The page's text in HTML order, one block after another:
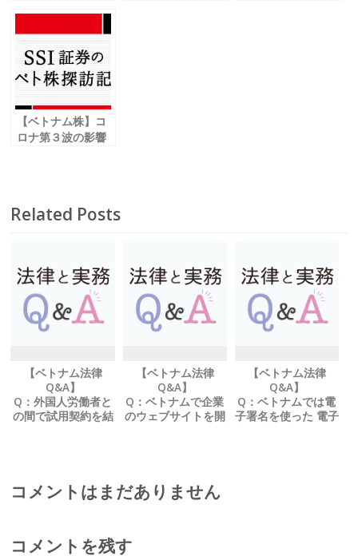
成長を牽引
【ベトナム株】コ
ロナ第３波の影響
Related Posts
【ベトナム法律
Q&A】
Q：外国人労働者と
の間で試用契約を結
【ベトナム法律
Q&A】
Q：ベトナムで企業
のウェブサイトを開
【ベトナム法律
Q&A】
Q：ベトナムでは電
子署名を使った 電子
コメントはまだありません
コメントを残す